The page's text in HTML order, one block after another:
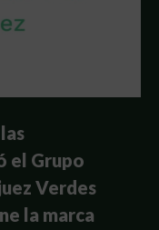
el Grupo
Verdes
la marca